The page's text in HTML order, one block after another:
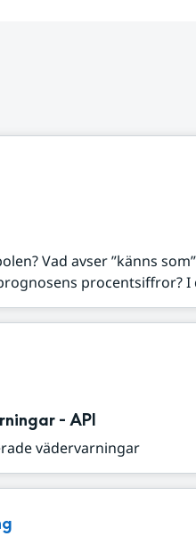
Vad avser ”känns
procentsiffror? I
- API
vädervarningar